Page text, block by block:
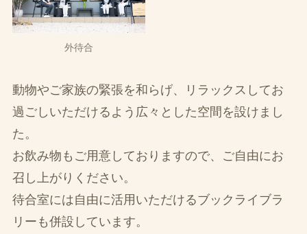
外待合
動物やご家族の緊張を和らげ、リラックスしてお
過ごしいただけるよう広々とした空間を設けまし
た。
お飲み物もご用意しておりますので、ご自由にお
召し上がりください。
待合室には自由に活用いただけるブックライブラ
リーも併設しています。